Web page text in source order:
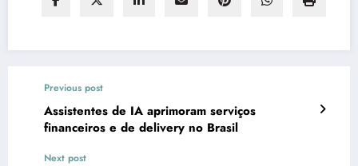
Previous post
Assistentes de IA aprimoram serviços
financeiros e de delivery no Brasil
Next post